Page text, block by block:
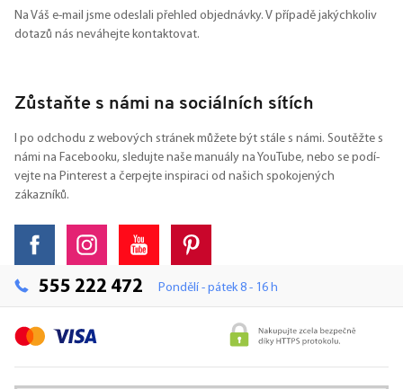
Na Váš e-mail jsme odeslali přehled objednávky. V případě jakýchkoliv
dotazů nás neváhejte kontaktovat.
Zůstaňte s námi na sociálních sítích
I po odchodu z webových stránek můžete být stále s námi. Soutěžte s
námi na Facebooku, sledujte naše manuály na YouTube, nebo se podí-
vejte na Pinterest a čerpejte inspiraci od našich spokojených
zákazníků.
555 222 472 Pondělí - pátek 8 - 16 h